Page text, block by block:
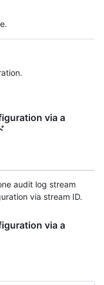
via a
audit log stream
via stream ID.
via a